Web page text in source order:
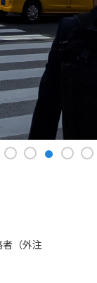
1 2 3 4
者（外注